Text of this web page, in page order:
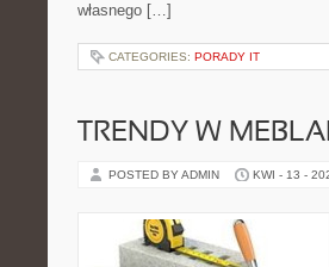
własnego […]
CATEGORIES: PORADY IT
TRENDY W
POSTED BY ADMIN KWI - 13 -